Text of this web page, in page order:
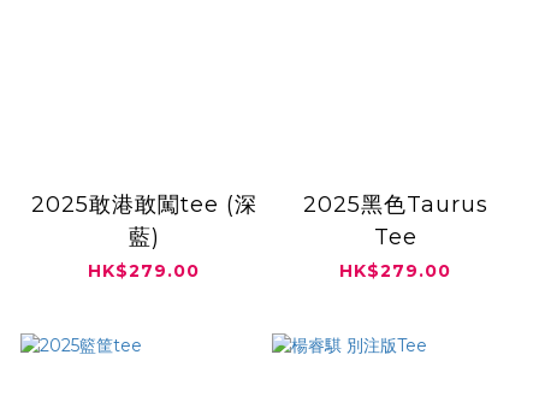
2025敢港敢闖tee (深
藍)
HK$279.00
2025黑色Taurus
Tee
HK$279.00